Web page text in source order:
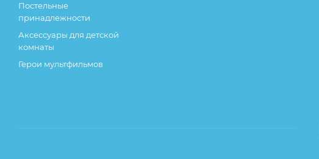
Постельные
принадлежности
Аксессуары для детской
комнаты
Герои мультфильмов